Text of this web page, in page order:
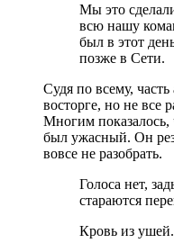
Мы это
всю нашу
был в этот
позже в Сети.
Судя по всему,
восторге, но не все
Многим показалось,
был ужасный. Он
вовсе не разобрать.
Голоса нет,
стараются
Кровь из ушей.